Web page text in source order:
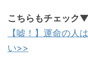
こちらもチェック▼
【嘘！】運命の人
い>>